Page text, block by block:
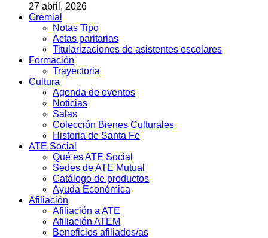
27 abril, 2026
Gremial
Notas Tipo
Actas paritarias
Titularizaciones de asistentes escolares
Formación
Trayectoria
Cultura
Agenda de eventos
Noticias
Salas
Colección Bienes Culturales
Historia de Santa Fe
ATE Social
Qué es ATE Social
Sedes de ATE Mutual
Catálogo de productos
Ayuda Económica
Afiliación
Afiliación a ATE
Afiliación ATEM
Beneficios afiliados/as